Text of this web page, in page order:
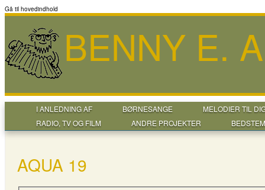
Gå til hovedindhold
BENNY E.
I ANLEDNING AF BØRNESANGE
MELODIER TIL
RADIO, TV OG FILM
ANDRE PROJEKTER
AQUA 19